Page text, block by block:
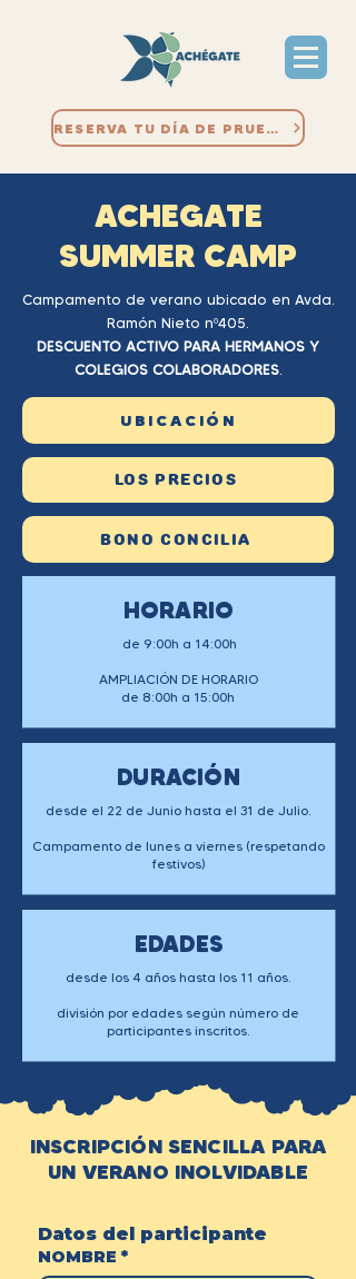
RESERVA TU DÍA DE PRUEBA
ACHEGATE
SUMMER CAMP
Campamento de verano ubicado en Avda.
Ramón Nieto nº405.
DESCUENTO ACTIVO PARA HERMANOS Y
COLEGIOS COLABORADORES.
UBICACIÓN
LOS PRECIOS
BONO CONCILIA
HORARIO
de 9:00h a 14:00h
AMPLIACIÓN DE HORARIO
de 8:00h a 15:00h
DURACIÓN
desde el 22 de Junio hasta el 31 de Julio.
Campamento de lunes a viernes (respetando
festivos)
EDADES
desde los 4 años hasta los 11 años.
división por edades según número de
participantes inscritos.
INSCRIPCIÓN SENCILLA PARA
UN VERANO INOLVIDABLE
Datos del participante
NOMBRE *